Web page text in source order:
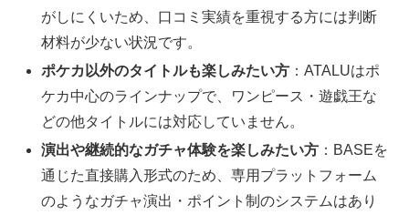
がしにくいため、口コミ実績を重視する方には判断
材料が少ない状況です。
ポケカ以外のタイトルも楽しみたい方 ：ATALUはポ
ケカ中心のラインナップで、ワンピース・遊戯王な
どの他タイトルには対応していません。
演出や継続的なガチャ体験を楽しみたい方 ：BASEを
通じた直接購入形式のため、専用プラットフォーム
のようなガチャ演出・ポイント制のシステムはあり